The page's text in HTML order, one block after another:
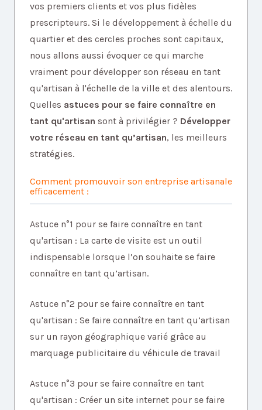
vos premiers clients et vos plus fidèles
prescripteurs. Si le développement à échelle du
quartier et des cercles proches sont capitaux,
nous allons aussi évoquer ce qui marche
vraiment pour développer son réseau en tant
qu'artisan à l'échelle de la ville et des alentours.
Quelles astuces pour se faire connaître en
tant qu'artisan sont à privilégier ? Développer
votre réseau en tant qu’artisan, les meilleurs
stratégies.
Comment promouvoir son entreprise artisanale
efficacement :
Astuce n°1 pour se faire connaître en tant
qu'artisan : La carte de visite est un outil
indispensable lorsque l’on souhaite se faire
connaître en tant qu’artisan.
Astuce n°2 pour se faire connaître en tant
qu'artisan : Se faire connaître en tant qu’artisan
sur un rayon géographique varié grâce au
marquage publicitaire du véhicule de travail
Astuce n°3 pour se faire connaître en tant
qu'artisan : Créer un site internet pour se faire